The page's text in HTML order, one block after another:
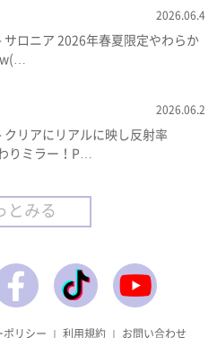
2026.06.4
サロニア 2026年春夏限定やわらか
2026.06.2
クリアにリアルに映し反射率
りミラー！P…
とみる
ポリシー ｜ 利用規約 ｜ お問い合わせ